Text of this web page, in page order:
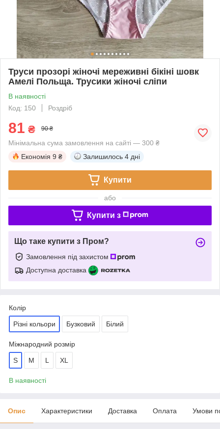
Труси прозорі жіночі мереживні бікіні шовк
Амелі Польща. Трусики жіночі сліпи
В наявності
Код: 150
Роздріб
81 ₴ 90 ₴
Мінімальна сума замовлення на сайті — 300 ₴
Економія 9 ₴ Залишилось 4 дні
Купити
або
Купити з
Що таке купити з Пром?
Замовлення під захистом
Доступна доставка
Колір
Різні кольори Бузковий Білий
Міжнародний розмір
S M L XL
В наявності
Опис Характеристики Доставка Оплата Умови